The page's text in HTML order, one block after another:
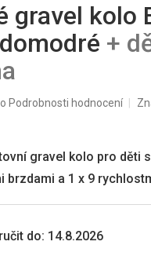
do: 14.8.2026
gravel kolo pro děti
brzdami a 1 x 9
gravel kolo
+
Podrobnosti hodnocení